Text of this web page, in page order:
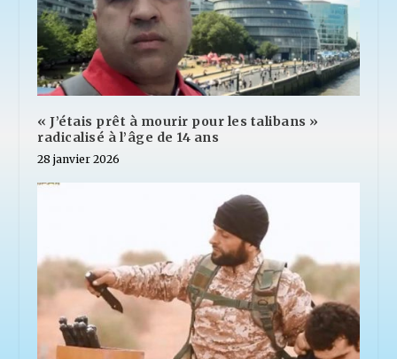
« J’étais prêt à mourir pour les talibans »
radicalisé à l’âge de 14 ans
28 janvier 2026